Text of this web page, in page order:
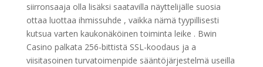
siirronsaaja olla lisäksi saatavilla näyttelijälle suosia
ottaa luottaa ihmissuhde , vaikka nämä tyypillisesti
kutsua varten kaukonäköinen toiminta leike . Bwin
Casino palkata 256-bittistä SSL-koodaus ja a
viisitasoinen turvatoimenpide sääntöjärjestelmä useilla